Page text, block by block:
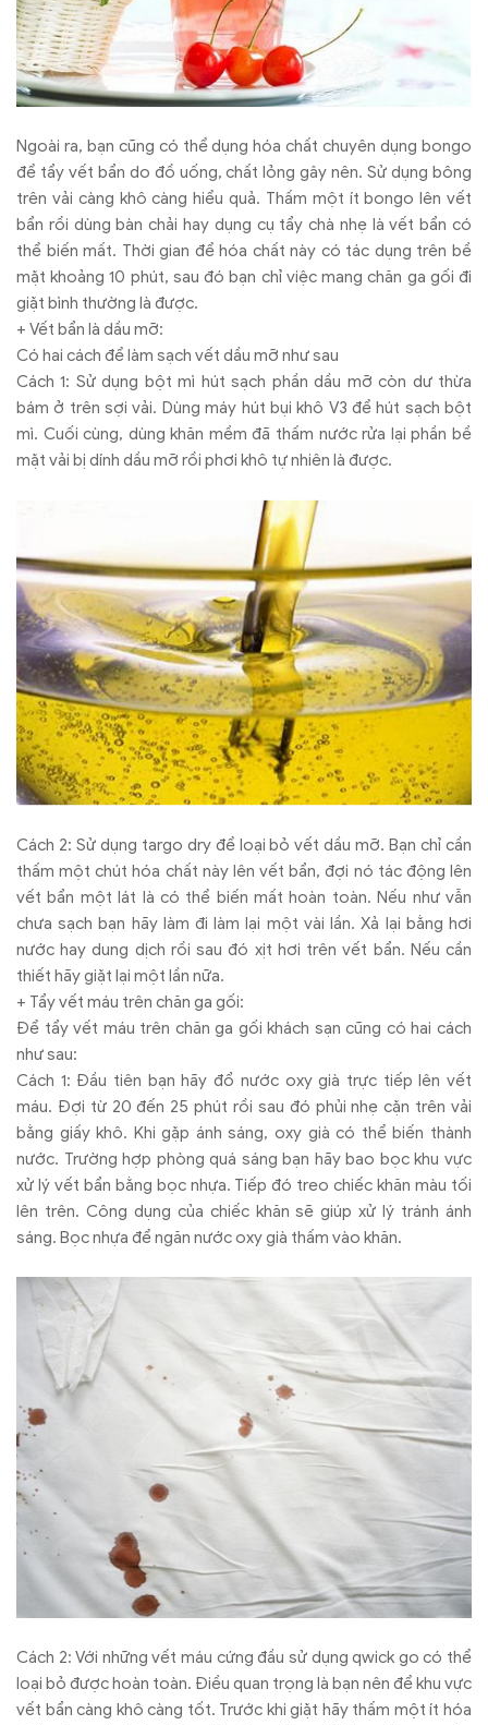
Ngoài ra, bạn cũng có thể dụng hóa chất chuyên dụng bongo
để tẩy vết bẩn do đồ uống, chất lỏng gây nên. Sử dụng bông
trên vải càng khô càng hiểu quả. Thấm một ít bongo lên vết
bẩn rồi dùng bàn chải hay dụng cụ tẩy chà nhẹ là vết bẩn có
thể biến mất. Thời gian để hóa chất này có tác dụng trên bề
mặt khoảng 10 phút, sau đó bạn chỉ việc mang chăn ga gối đi
giặt bình thường là được.
+ Vết bẩn là dầu mỡ:
Có hai cách để làm sạch vết dầu mỡ như sau
Cách 1: Sử dụng bột mì hút sạch phần dầu mỡ còn dư thừa
bám ở trên sợi vải. Dùng máy hút bụi khô V3 để hút sạch bột
mì. Cuối cùng, dùng khăn mềm đã thấm nước rửa lại phần bề
mặt vải bị dính dầu mỡ rồi phơi khô tự nhiên là được.
Cách 2: Sử dụng targo dry để loại bỏ vết dầu mỡ. Bạn chỉ cần
thấm một chút hóa chất này lên vết bẩn, đợi nó tác động lên
vết bẩn một lát là có thể biến mất hoàn toàn. Nếu như vẫn
chưa sạch bạn hãy làm đi làm lại một vài lần. Xả lại bằng hơi
nước hay dung dịch rồi sau đó xịt hơi trên vết bẩn. Nếu cần
thiết hãy giặt lại một lần nữa.
+ Tẩy vết máu trên chăn ga gối:
Để tẩy vết máu trên chăn ga gối khách sạn cũng có hai cách
như sau:
Cách 1: Đầu tiên bạn hãy đổ nước oxy già trực tiếp lên vết
máu. Đợi từ 20 đến 25 phút rồi sau đó phủi nhẹ cặn trên vải
bằng giấy khô. Khi gặp ánh sáng, oxy già có thể biến thành
nước. Trường hợp phòng quá sáng bạn hãy bao bọc khu vực
xử lý vết bẩn bằng bọc nhựa. Tiếp đó treo chiếc khăn màu tối
lên trên. Công dụng của chiếc khăn sẽ giúp xử lý tránh ánh
sáng. Bọc nhựa để ngăn nước oxy già thấm vào khăn.
Cách 2: Với những vết máu cứng đầu sử dụng qwick go có thể
loại bỏ được hoàn toàn. Điều quan trọng là bạn nên để khu vực
vết bẩn càng khô càng tốt. Trước khi giặt hãy thấm một ít hóa